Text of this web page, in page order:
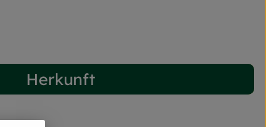
Herkunft